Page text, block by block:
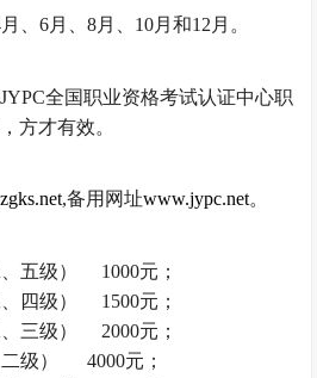
、6月、8月、10月和12月。
全国职业资格考试认证中心职
方才有效。
,备用网址www.jypc.net。
五级）
1000元；
四级）
1500元；
三级）
2000元；
级）
4000元；